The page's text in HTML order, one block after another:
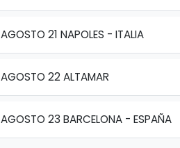
AGOSTO 21 NAPOLES - ITALIA
AGOSTO 22 ALTAMAR
AGOSTO 23 BARCELONA - ESPAÑA